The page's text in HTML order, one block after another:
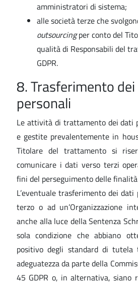
amministratori di sistema;
alle società terze che
outsourcingper conto del
qualità di Responsabili del
GDPR.
8. Trasferimento
personali
Le attività di trattamento dei dati
e gestite prevalentemente in
Titolare del trattamento si
comunicare i dati verso terzi
fini del perseguimento delle
L’eventuale trasferimento dei dati
terzo o ad un’Organizzazione
anche alla luce della Sentenza
sola condizione che abbiano
positivo degli standard di tutela
adeguatezza da parte della
45 GDPR o, in alternativa, siano